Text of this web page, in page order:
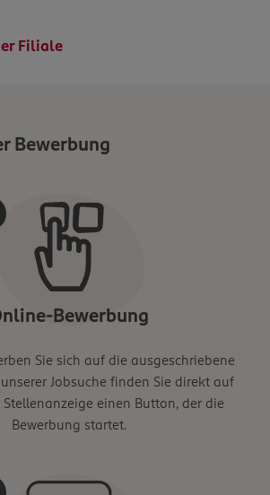
Filiale
Bewerbung
Bewerbung
Sie sich auf die ausgeschriebene
Jobsuche finden Sie direkt auf
einen Button, der die
Bewerbung startet.